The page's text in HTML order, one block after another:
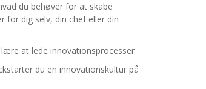
du behøver for at skabe
for dig selv, din chef eller din
lære at lede innovationsprocesser
du en innovationskultur på